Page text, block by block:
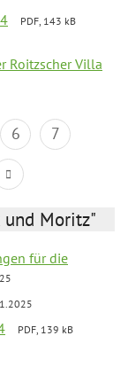
PDF, 143 kB
Roitzscher Villa
6
7
Moritz"
für die
PDF, 139 kB